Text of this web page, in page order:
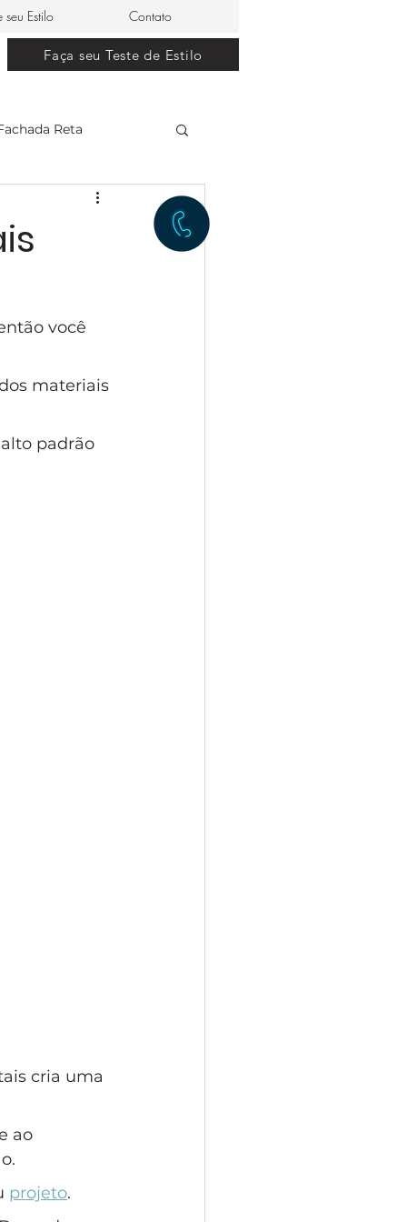
seu Estilo Contato
Faça seu Teste de Estilo
Reta
você
materiais
padrão
cria uma
ao
projeto.